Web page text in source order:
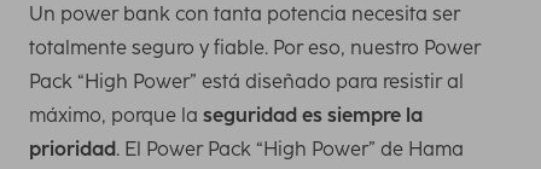
Un power bank con tanta potencia necesita ser
totalmente seguro y fiable. Por eso, nuestro Power
Pack “High Power” está diseñado para resistir al
máximo, porque la seguridad es siempre la
prioridad. El Power Pack “High Power” de Hama